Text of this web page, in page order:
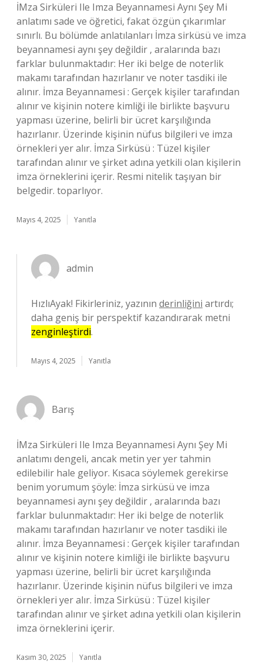
İMza Sirküleri Ile Imza Beyannamesi Aynı Şey Mi
anlatımı sade ve öğretici, fakat özgün çıkarımlar
sınırlı. Bu bölümde anlatılanları İmza sirküsü ve imza
beyannamesi aynı şey değildir , aralarında bazı
farklar bulunmaktadır: Her iki belge de noterlik
makamı tarafından hazırlanır ve noter tasdiki ile
alınır. İmza Beyannamesi : Gerçek kişiler tarafından
alınır ve kişinin notere kimliği ile birlikte başvuru
yapması üzerine, belirli bir ücret karşılığında
hazırlanır. Üzerinde kişinin nüfus bilgileri ve imza
örnekleri yer alır. İmza Sirküsü : Tüzel kişiler
tarafından alınır ve şirket adına yetkili olan kişilerin
imza örneklerini içerir. Resmi nitelik taşıyan bir
belgedir. toparlıyor.
Mayıs 4, 2025 Yanıtla
admin
HızlıAyak! Fikirleriniz, yazının derinliğini artırdı;
daha geniş bir perspektif kazandırarak metni
zenginleştirdi.
Mayıs 4, 2025 Yanıtla
Barış
İMza Sirküleri Ile Imza Beyannamesi Aynı Şey Mi
anlatımı dengeli, ancak metin yer yer tahmin
edilebilir hale geliyor. Kısaca söylemek gerekirse
benim yorumum şöyle: İmza sirküsü ve imza
beyannamesi aynı şey değildir , aralarında bazı
farklar bulunmaktadır: Her iki belge de noterlik
makamı tarafından hazırlanır ve noter tasdiki ile
alınır. İmza Beyannamesi : Gerçek kişiler tarafından
alınır ve kişinin notere kimliği ile birlikte başvuru
yapması üzerine, belirli bir ücret karşılığında
hazırlanır. Üzerinde kişinin nüfus bilgileri ve imza
örnekleri yer alır. İmza Sirküsü : Tüzel kişiler
tarafından alınır ve şirket adına yetkili olan kişilerin
imza örneklerini içerir.
Kasım 30, 2025 Yanıtla